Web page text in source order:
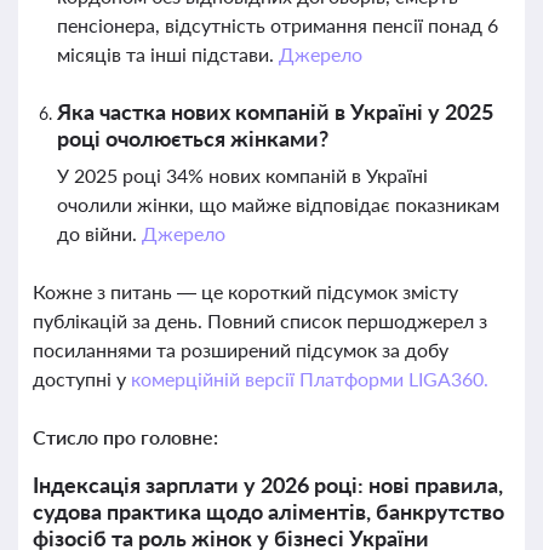
пенсіонера, відсутність отримання пенсії понад 6
місяців та інші підстави. Джерело
Яка частка нових компаній в Україні у 2025
році очолюється жінками?
У 2025 році 34% нових компаній в Україні
очолили жінки, що майже відповідає показникам
до війни. Джерело
Кожне з питань — це короткий підсумок змісту
публікацій за день. Повний список першоджерел з
посиланнями та розширений підсумок за добу
доступні у комерційній версії Платформи LIGA360.
Стисло про головне:
Індексація зарплати у 2026 році: нові правила,
судова практика щодо аліментів, банкрутство
фізосіб та роль жінок у бізнесі України